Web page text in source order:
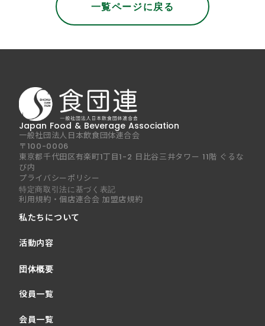
一覧ページに戻る
Japan Food & Beverage Association
一般社団法人日本飲食団体連合会
〒100-0006
東京都千代田区有楽町1丁目1-2 日比谷三井タワー 11階 ぐるな
び内
プライバシーポリシー
特定商取引法に基づく表記
利用規約・個店連合会 加盟店規約
私たちについて
活動内容
団体概要
役員一覧
会員一覧